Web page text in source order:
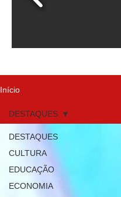
Início
DESTAQUES
CULTURA
EDUCAÇÃO
ECONOMIA
DESTAQUES